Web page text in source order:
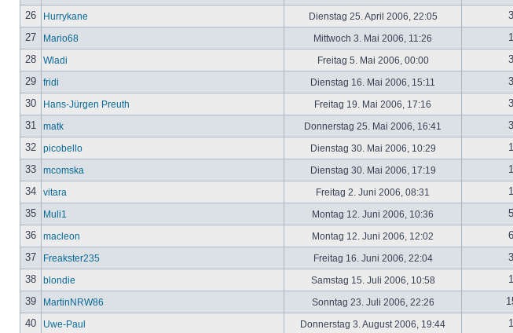
26
Hurrykane Dienstag 25. April 2006, 22:05
3
27
Mario68 Mittwoch 3. Mai 2006, 11:26
1
28
Wladi Freitag 5. Mai 2006, 00:00
3
29
fridi Dienstag 16. Mai 2006, 15:11
3
30
Hans-Jürgen Preuth Freitag 19. Mai 2006, 17:16
3
31
matk Donnerstag 25. Mai 2006, 16:41
3
32
picobello Dienstag 30. Mai 2006, 10:29
1
33
mcomska Dienstag 30. Mai 2006, 17:19
1
34
vitara Freitag 2. Juni 2006, 08:31
1
35
Muli1 Montag 12. Juni 2006, 10:36
5
36
macleon Montag 12. Juni 2006, 12:02
6
37
Freakster235 Freitag 16. Juni 2006, 22:04
3
38
blondie Samstag 15. Juli 2006, 10:58
1
39
MartinNRW86 Sonntag 23. Juli 2006, 22:26
40
Uwe-Paul Donnerstag 3. August 2006, 19:44 1